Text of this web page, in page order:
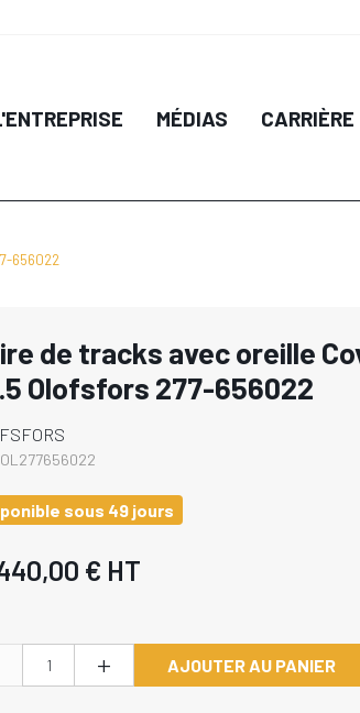
MÉDIAS CARRIÈRE
656022
de tracks avec oreille
Olofsfors 277-656022
OL277656022
sous 49 jours
€ HT
+ AJOUTER AU PANIER